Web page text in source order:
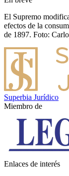
El Supremo
efectos de la
de 1897. Foto:
Superbia Jurídico
Miembro de
Enlaces de interés